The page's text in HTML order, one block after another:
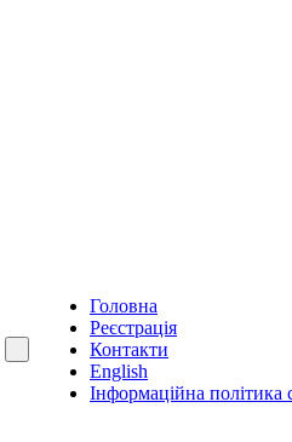
Головна
Реєстрація
Контакти
English
Інформаційна політика